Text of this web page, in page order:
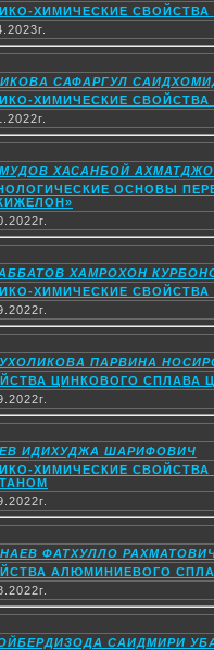
ХИМИЧЕСКИЕ
САФАРГУЛ
ХИМИЧЕСКИЕ СВОЙСТВА
ХАСАНБОЙ
ОСНОВЫ
ХАМРОХОН
ХИМИЧЕСКИЕ
ПАРВИНА
ЦИНКОВОГО СПЛАВА
ИДИХУДЖА ШАРИФОВИЧ
ХИМИЧЕСКИЕ СВОЙСТВА
ФАТХУЛЛО
АЛЮМИНИЕВОГО
САИДМИРИ